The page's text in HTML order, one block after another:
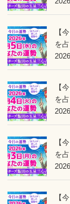
【
を
【
を
【
を
【